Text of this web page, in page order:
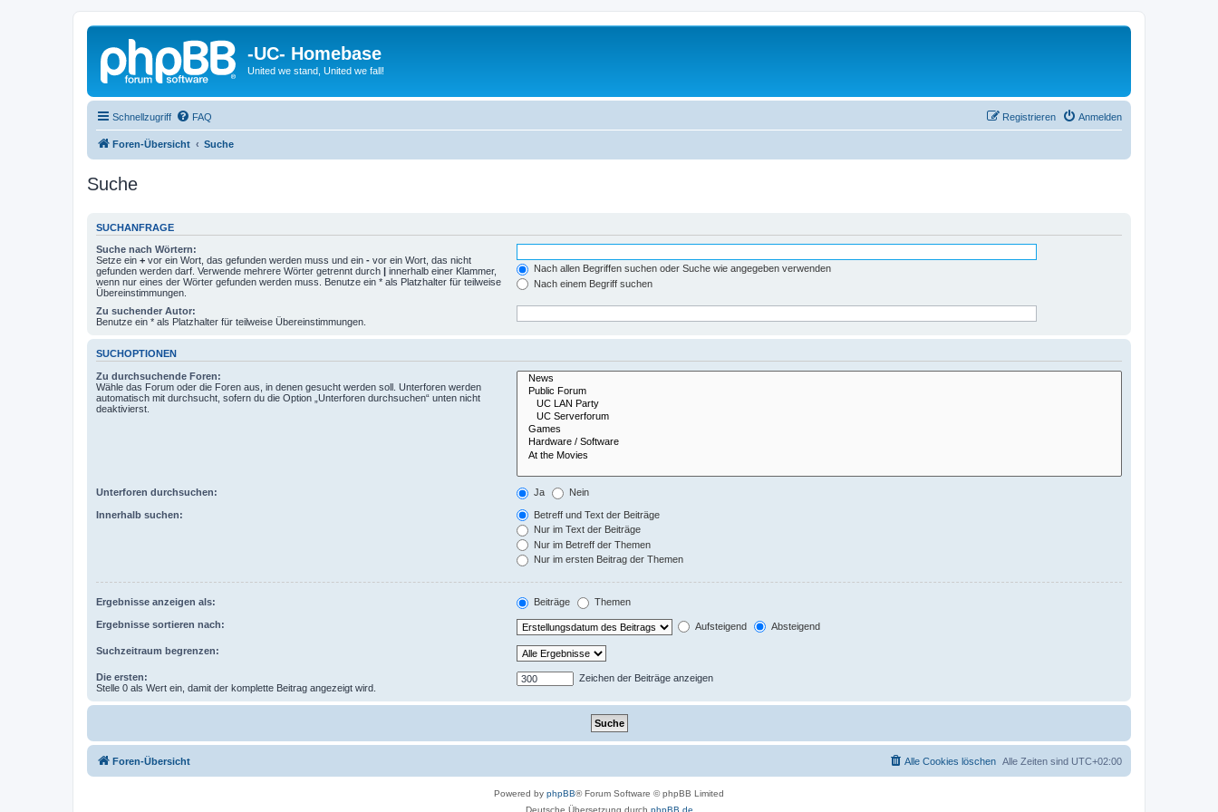
-UC- Homebase
United we stand, United we fall!
Schnellzugriff FAQ Anmelden
Registrieren
Foren-Übersicht Suche
Suche
SUCHANFRAGE
Suche nach Wörtern:
Setze ein + vor ein Wort, das gefunden werden muss und ein - vor ein Wort, das nicht
gefunden werden darf. Verwende mehrere Wörter getrennt durch | innerhalb einer Klammer,
wenn nur eines der Wörter gefunden werden muss. Benutze ein * als Platzhalter für teilweise
Übereinstimmungen.
Nach allen Begriffen suchen oder Suche wie angegeben verwenden
Nach einem Begriff suchen
Zu suchender Autor:
Benutze ein * als Platzhalter für teilweise Übereinstimmungen.
SUCHOPTIONEN
Zu durchsuchende Foren:
Wähle das Forum oder die Foren aus, in denen gesucht werden soll. Unterforen werden
automatisch mit durchsucht, sofern du die Option „Unterforen durchsuchen“ unten nicht
deaktivierst.
Unterforen durchsuchen: Ja Nein
Innerhalb suchen:
Betreff und Text der Beiträge
Nur im Text der Beiträge
Nur im Betreff der Themen
Nur im ersten Beitrag der Themen
Ergebnisse anzeigen als: Beiträge Themen
Ergebnisse sortieren nach: Aufsteigend Absteigend
Suchzeitraum begrenzen:
Die ersten:
Stelle 0 als Wert ein, damit der komplette Beitrag angezeigt wird.
Zeichen der Beiträge anzeigen
Foren-Übersicht Alle Zeiten sind UTC+02:00
Alle Cookies löschen
Powered by phpBB® Forum Software © phpBB Limited
Deutsche Übersetzung durch phpBB.de